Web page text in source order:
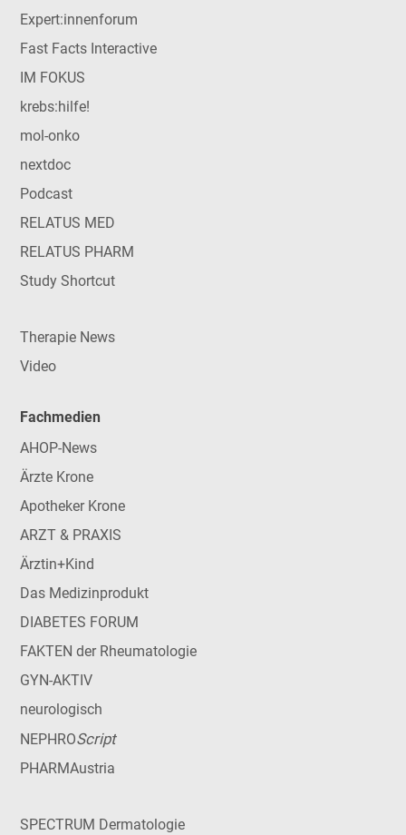
Expert:innenforum
Fast Facts Interactive
IM FOKUS
krebs:hilfe!
mol-onko
nextdoc
Podcast
RELATUS MED
RELATUS PHARM
Study Shortcut
Therapie News
Video
Fachmedien
AHOP-News
Ärzte Krone
Apotheker Krone
ARZT & PRAXIS
Ärztin+Kind
Das Medizinprodukt
DIABETES FORUM
FAKTEN der Rheumatologie
GYN-AKTIV
neurologisch
NEPHROScript
PHARMAustria
SPECTRUM Dermatologie